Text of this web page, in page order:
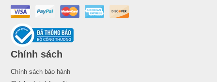
Chính sách
Chính sách bảo hành